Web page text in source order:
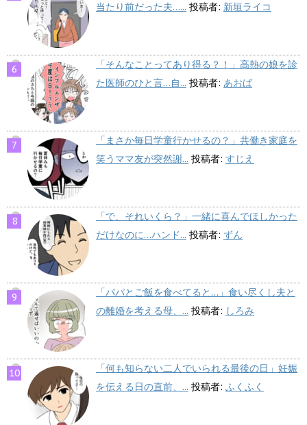
当たり前だった夫…... 投稿者: 新垣ライコ
「そんなことってあり得る？！」高熱の娘を診
た医師のひと言…自... 投稿者: あおば
「まさか毎日学童行かせるの？」共働き家庭を
笑うママ友が突然謝... 投稿者: すじえ
「で、それいくら？」一緒に喜んでほしかった
だけなのに…ハンド... 投稿者: ずん
「パパとご飯を食べてると…」食い尽くし夫と
の離婚を考える母、... 投稿者: しろみ
「何も知らない二人でいられる最後の日」妊娠
を伝える日の直前、... 投稿者: ふくふく